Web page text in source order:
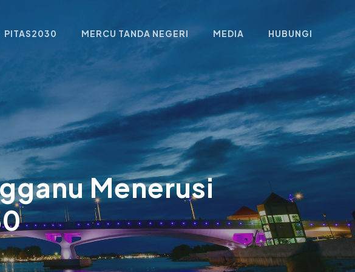
PITAS2030 MERCU TANDA NEGERI MEDIA HUBUNGI
Menerusi